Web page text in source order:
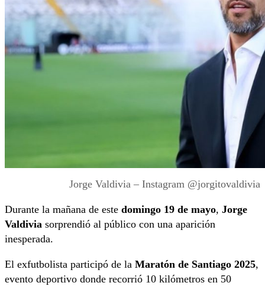
Jorge Valdivia – Instagram @jorgitovaldivia
Durante la mañana de este domingo 19 de mayo, Jorge
Valdivia sorprendió al público con una aparición
inesperada.
El exfutbolista participó de la Maratón de Santiago 2025,
evento deportivo donde recorrió 10 kilómetros en 50